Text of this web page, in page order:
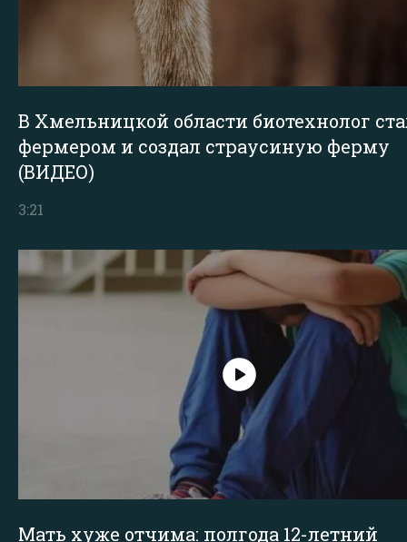
В Хмельницкой области биотехнолог
фермером и создал страусиную ферму
(ВИДЕО)
3:21
Мать хуже отчима: полгода 12-летний